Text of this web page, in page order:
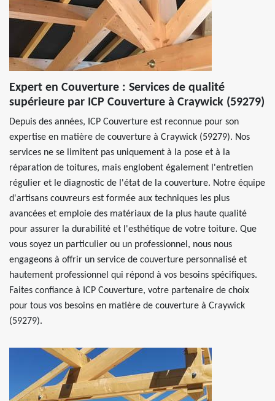
Expert en Couverture : Services de qualité
supérieure par ICP Couverture à Craywick (59279)
Depuis des années, ICP Couverture est reconnue pour son
expertise en matière de couverture à Craywick (59279). Nos
services ne se limitent pas uniquement à la pose et à la
réparation de toitures, mais englobent également l'entretien
régulier et le diagnostic de l'état de la couverture. Notre équipe
d'artisans couvreurs est formée aux techniques les plus
avancées et emploie des matériaux de la plus haute qualité
pour assurer la durabilité et l'esthétique de votre toiture. Que
vous soyez un particulier ou un professionnel, nous nous
engageons à offrir un service de couverture personnalisé et
hautement professionnel qui répond à vos besoins spécifiques.
Faites confiance à ICP Couverture, votre partenaire de choix
pour tous vos besoins en matière de couverture à Craywick
(59279).